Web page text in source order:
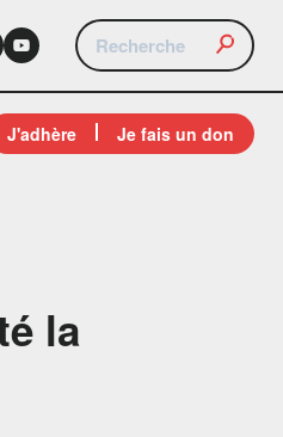
J'adhère Je fais un don
la